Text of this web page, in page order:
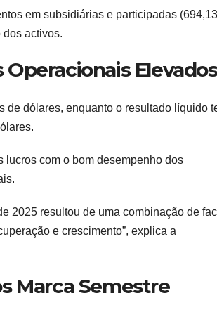
em subsidiárias e participadas
activos.
Operacionais Elevados
de dólares, enquanto o resultado líquido
lucros com o bom desempenho dos
2025 resultou de uma combinação de
e crescimento”, explica a
Marca Semestre